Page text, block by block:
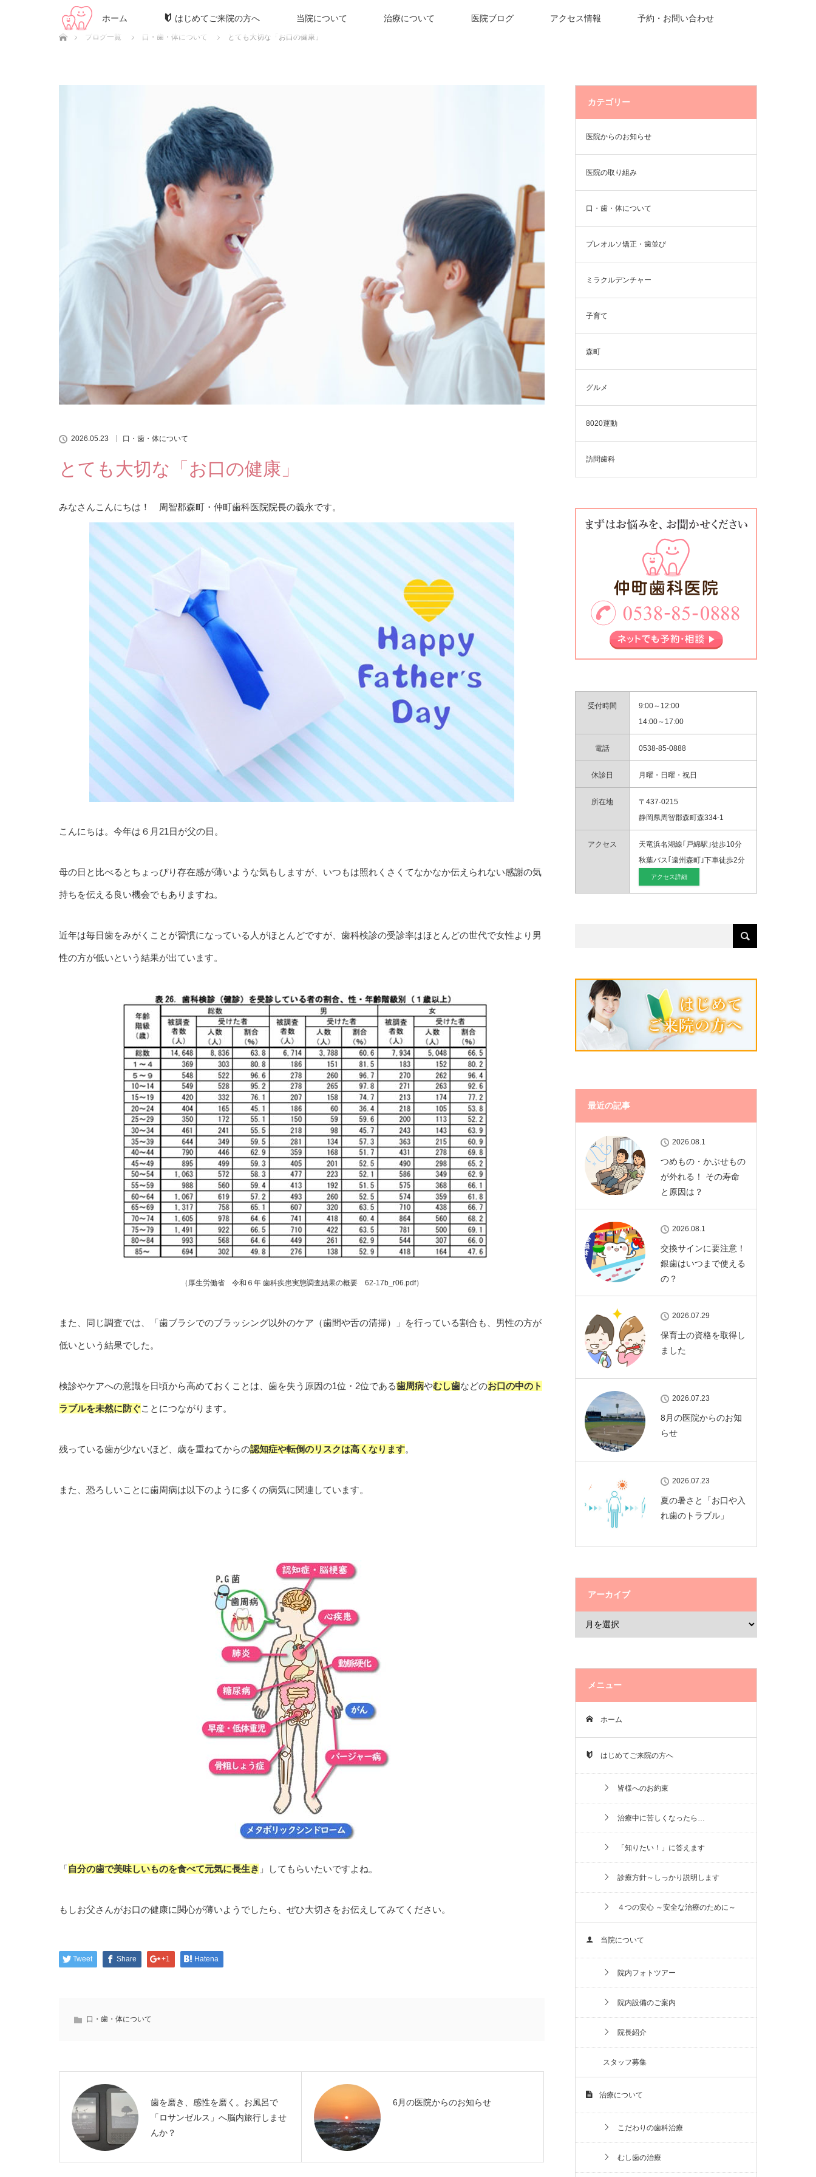
ホーム はじめてご来院の方へ 当院について 治療について 医院ブログ アクセス情報 予約・お問い合わせ
ホーム
ブログ一覧
口・歯・体について とても大切な「お口の健康」
2026.05.23 口・歯・体について
とても大切な「お口の健康」
みなさんこんにちは！ 周智郡森町・仲町歯科医院院長の義永です。
こんにちは。今年は６月21日が父の日。
母の日と比べるとちょっぴり存在感が薄いような気もしますが、いつもは照れくさくてなかなか伝えられない感謝の気
持ちを伝える良い機会でもありますね。
近年は毎日歯をみがくことが習慣になっている人がほとんどですが、歯科検診の受診率はほとんどの世代で女性より男
性の方が低いという結果が出ています。
（厚生労働省 令和６年 歯科疾患実態調査結果の概要 62-17b_r06.pdf）
また、同じ調査では、「歯ブラシでのブラッシング以外のケア（歯間や舌の清掃）」を行っている割合も、男性の方が
低いという結果でした。
検診やケアへの意識を日頃から高めておくことは、歯を失う原因の1位・2位である歯周病やむし歯などのお口の中のト
ラブルを未然に防ぐことにつながります。
残っている歯が少ないほど、歳を重ねてからの認知症や転倒のリスクは高くなります。
また、恐ろしいことに歯周病は以下のように多くの病気に関連しています。
「自分の歯で美味しいものを食べて元気に長生き 」してもらいたいですよね。
もしお父さんがお口の健康に関心が薄いようでしたら、ぜひ大切さをお伝えしてみてください。
Tweet Share +1 Hatena
口・歯・体について
⻭を磨き、感性を磨く。お⾵呂で
「ロサンゼルス」へ脳内旅⾏しませ
んか？
6月の医院からのお知らせ
カテゴリー
医院からのお知らせ
医院の取り組み
口・歯・体について
プレオルソ矯正・歯並び
ミラクルデンチャー
子育て
森町
グルメ
8020運動
訪問歯科
受付時間
9:00～12:00
14:00～17:00
電話 0538-85-0888
休診日 月曜・日曜・祝日
所在地
〒437-0215
静岡県周智郡森町森334-1
アクセス
天竜浜名湖線｢戸綿駅｣徒歩10分
秋葉バス｢遠州森町｣下車徒歩2分
アクセス詳細
最近の記事
2026.08.1
つめもの・かぶせもの
が外れる！ その寿命
と原因は？
2026.08.1
交換サインに要注意！
銀歯はいつまで使える
の？
2026.07.29
保育士の資格を取得し
ました
2026.07.23
8月の医院からのお知
らせ
2026.07.23
夏の暑さと「お口や入
れ歯のトラブル」
アーカイブ
メニュー
ホーム
はじめてご来院の方へ
皆様へのお約束
治療中に苦しくなったら…
「知りたい！」に答えます
診療方針～しっかり説明します
４つの安心 ～安全な治療のために～
当院について
院内フォトツアー
院内設備のご案内
院長紹介
スタッフ募集
治療について
こだわりの歯科治療
むし歯の治療